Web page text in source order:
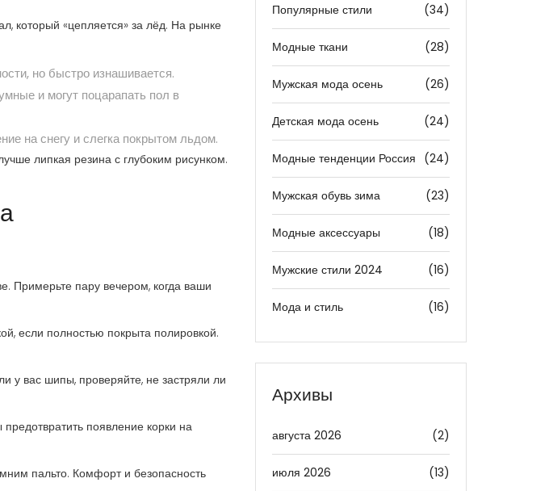
который «цепляется» за лёд. На рынке
но быстро изнашивается.
и могут поцарапать пол в
на снегу и слегка покрытом льдом.
липкая резина с глубоким рисунком.
Примерьте пару вечером, когда ваши
если полностью покрыта полировкой.
у вас шипы, проверяйте, не застряли ли
появление корки на
пальто. Комфорт и безопасность
Популярные стили (34)
Модные ткани (28)
Мужская мода осень (26)
Детская мода осень (24)
Модные тенденции Россия (24)
Мужская обувь зима (23)
Модные аксессуары (18)
Мужские стили 2024 (16)
Мода и стиль (16)
Архивы
августа 2026 (2)
июля 2026 (13)